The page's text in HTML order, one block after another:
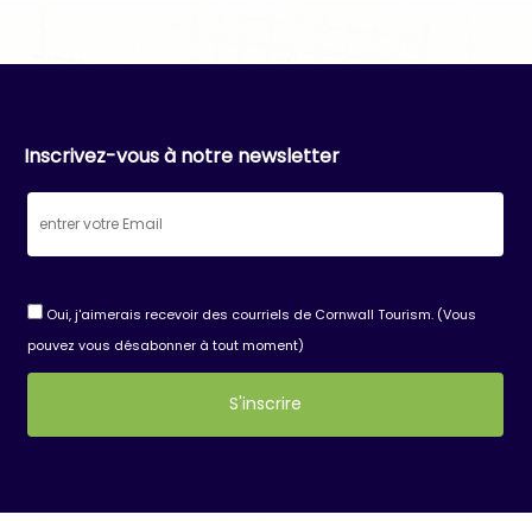
Inscrivez-vous à notre newsletter
Oui, j'aimerais recevoir des courriels de Cornwall Tourism. (Vous
pouvez vous désabonner à tout moment)
Use.